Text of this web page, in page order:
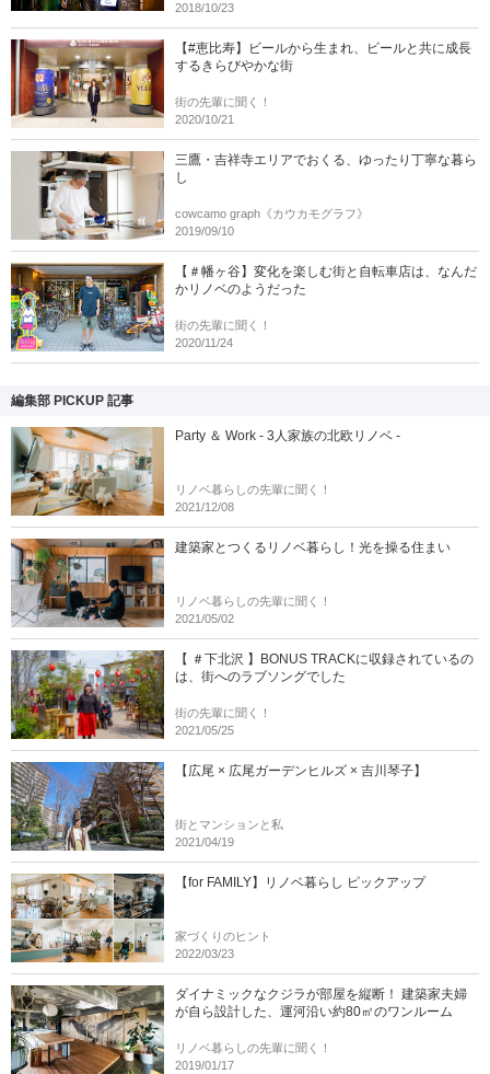
2018/10/23
【#恵比寿】ビールから生まれ、ビールと共に成長
するきらびやかな街
街の先輩に聞く！
2020/10/21
三鷹・吉祥寺エリアでおくる、ゆったり丁寧な暮ら
し
cowcamo graph《カウカモグラフ》
2019/09/10
【＃幡ヶ谷】変化を楽しむ街と自転車店は、なんだ
かリノベのようだった
街の先輩に聞く！
2020/11/24
編集部 PICKUP 記事
Party ＆ Work - 3人家族の北欧リノベ -
リノベ暮らしの先輩に聞く！
2021/12/08
建築家とつくるリノベ暮らし！光を操る住まい
リノベ暮らしの先輩に聞く！
2021/05/02
【 ＃下北沢 】BONUS TRACKに収録されているの
は、街へのラブソングでした
街の先輩に聞く！
2021/05/25
【広尾 × 広尾ガーデンヒルズ × 吉川琴子】
街とマンションと私
2021/04/19
【for FAMILY】リノベ暮らし ピックアップ
家づくりのヒント
2022/03/23
ダイナミックなクジラが部屋を縦断！ 建築家夫婦
が自ら設計した、運河沿い約80㎡のワンルーム
リノベ暮らしの先輩に聞く！
2019/01/17